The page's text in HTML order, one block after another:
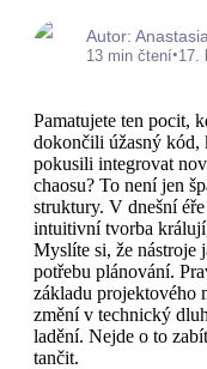
Autor:
13 min čtení•17.
Pamatujete ten pocit,
dokončili úžasný kód,
pokusili integrovat
chaosu? To není jen
struktury. V dnešní
intuitivní tvorba
Myslíte si, že nástroje
potřebu plánování.
základu projektového
změní v technický
ladění. Nejde o to
tančit.